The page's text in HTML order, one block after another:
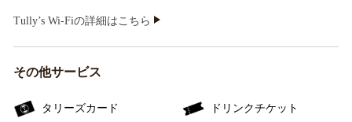
Tully’s Wi-Fiの詳細はこちら
その他サービス
タリーズカード ドリンクチケット